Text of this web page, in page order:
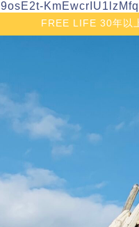
FREE LIFE 30年以